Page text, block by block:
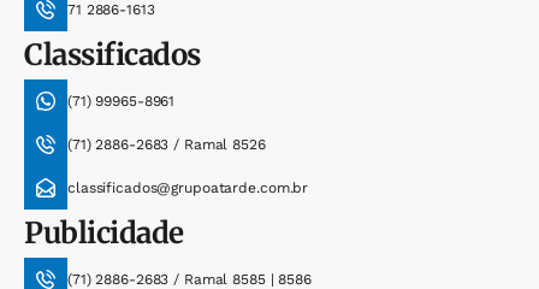
71 2886-1613
Classificados
(71) 99965-8961
(71) 2886-2683 / Ramal 8526
classificados@grupoatarde.com.br
Publicidade
(71) 2886-2683 / Ramal 8585 | 8586